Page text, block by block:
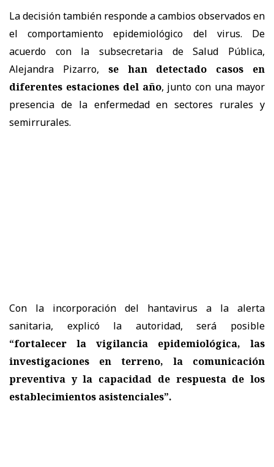
La decisión también responde a cambios observados en
el comportamiento epidemiológico del virus. De
acuerdo con la subsecretaria de Salud Pública,
Alejandra Pizarro, se han detectado casos en
diferentes estaciones del año, junto con una mayor
presencia de la enfermedad en sectores rurales y
semirrurales.
Con la incorporación del hantavirus a la alerta
sanitaria, explicó la autoridad, será posible
“fortalecer la vigilancia epidemiológica, las
investigaciones en terreno, la comunicación
preventiva y la capacidad de respuesta de los
establecimientos asistenciales”.